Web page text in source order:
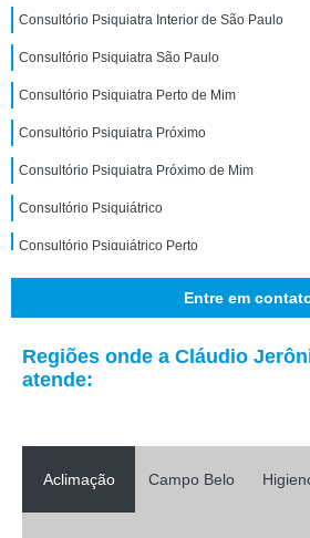
Consultório Psiquiatra Interior de São Paulo
Consultório Psiquiatra São Paulo
Consultório Psiquiatra Perto de Mim
Consultório Psiquiatra Próximo
Consultório Psiquiatra Próximo de Mim
Consultório Psiquiátrico
Consultório Psiquiátrico Perto
Entre em
Regiões onde a Cláudio
atende:
Aclimação Campo Belo